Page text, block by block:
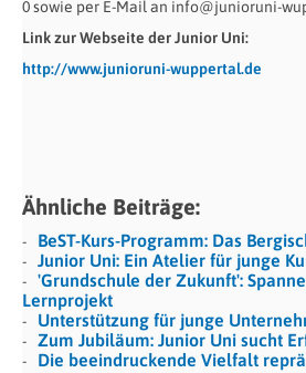
0 sowie per E-Mail an info@junioruni-
Link zur Webseite der Junior Uni:
http://www.junioruni-wuppertal.de
Ähnliche Beiträge:
BeST-Kurs-Programm: Das
Junior Uni: Ein Atelier für junge
'Grundschule der Zukunft':
Lernprojekt
Unterstützung für junge
Zum Jubiläum: Junior Uni sucht
Die beeindruckende Vielfalt